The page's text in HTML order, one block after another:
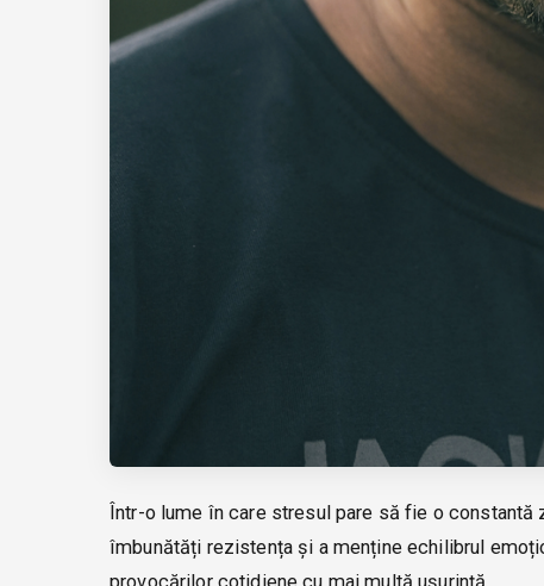
Într-o lume în care stresul pare să fie o
îmbunătăți rezistența și a menține echilibrul